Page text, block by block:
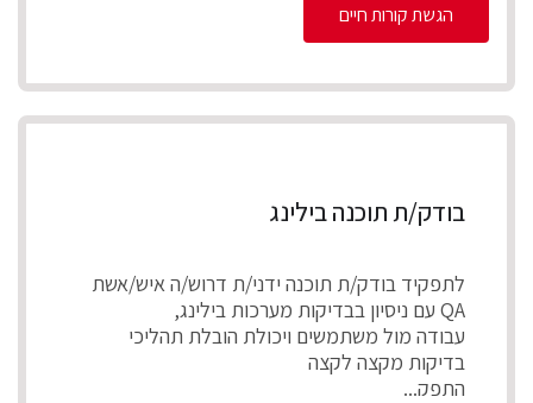
הגשת קורות חיים
בודק/ת תוכנה בילינג
לתפקיד בודק/ת תוכנה ידני/ת דרוש/ה איש/אשת
QA עם ניסיון בבדיקות מערכות בילינג,
עבודה מול משתמשים ויכולת הובלת תהליכי
בדיקות מקצה לקצה
התפק...